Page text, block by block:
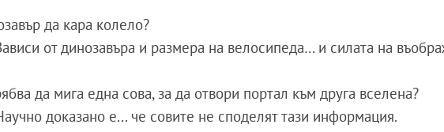
да кара колело?
от динозавъра и размера на велосипеда… и силата на
да мига една сова, за да отвори портал към друга вселена?
доказано е... че совите не споделят тази информация.